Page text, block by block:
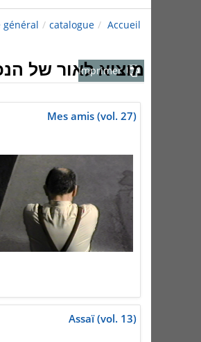
Accueil
/
catalogue
/
général
מוציא לאור של
Imprimer
Mes amis (vol. 27)
Assaï (vol. 13)